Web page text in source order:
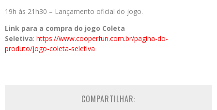
19h às 21h30 – Lançamento oficial do jogo.
Link para a compra do jogo Coleta
Seletiva: https://www.cooperfun.com.br/pagina-do-
produto/jogo-coleta-seletiva
COMPARTILHAR: